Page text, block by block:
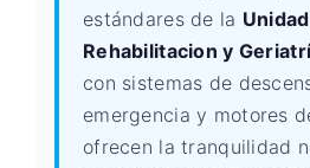
estándares de la
Rehabilitacion y
con sistemas de
emergencia y motores
ofrecen la tranquilidad